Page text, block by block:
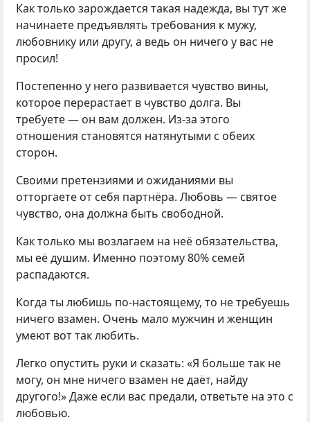
Как только зарождается такая надежда, вы тут же
начинаете предъявлять требования к мужу,
любовнику или другу, а ведь он ничего у вас не
просил!
Постепенно у него развивается чувство вины,
которое перерастает в чувство долга. Вы
требуете — он вам должен. Из-за этого
отношения становятся натянутыми с обеих
сторон.
Своими претензиями и ожиданиями вы
отторгаете от себя партнёра. Любовь — святое
чувство, она должна быть свободной.
Как только мы возлагаем на неё обязательства,
мы её душим. Именно поэтому 80% семей
распадаются.
Когда ты любишь по-настоящему, то не требуешь
ничего взамен. Очень мало мужчин и женщин
умеют вот так любить.
Легко опустить руки и сказать: «Я больше так не
могу, он мне ничего взамен не даёт, найду
другого!» Даже если вас предали, ответьте на это с
любовью.